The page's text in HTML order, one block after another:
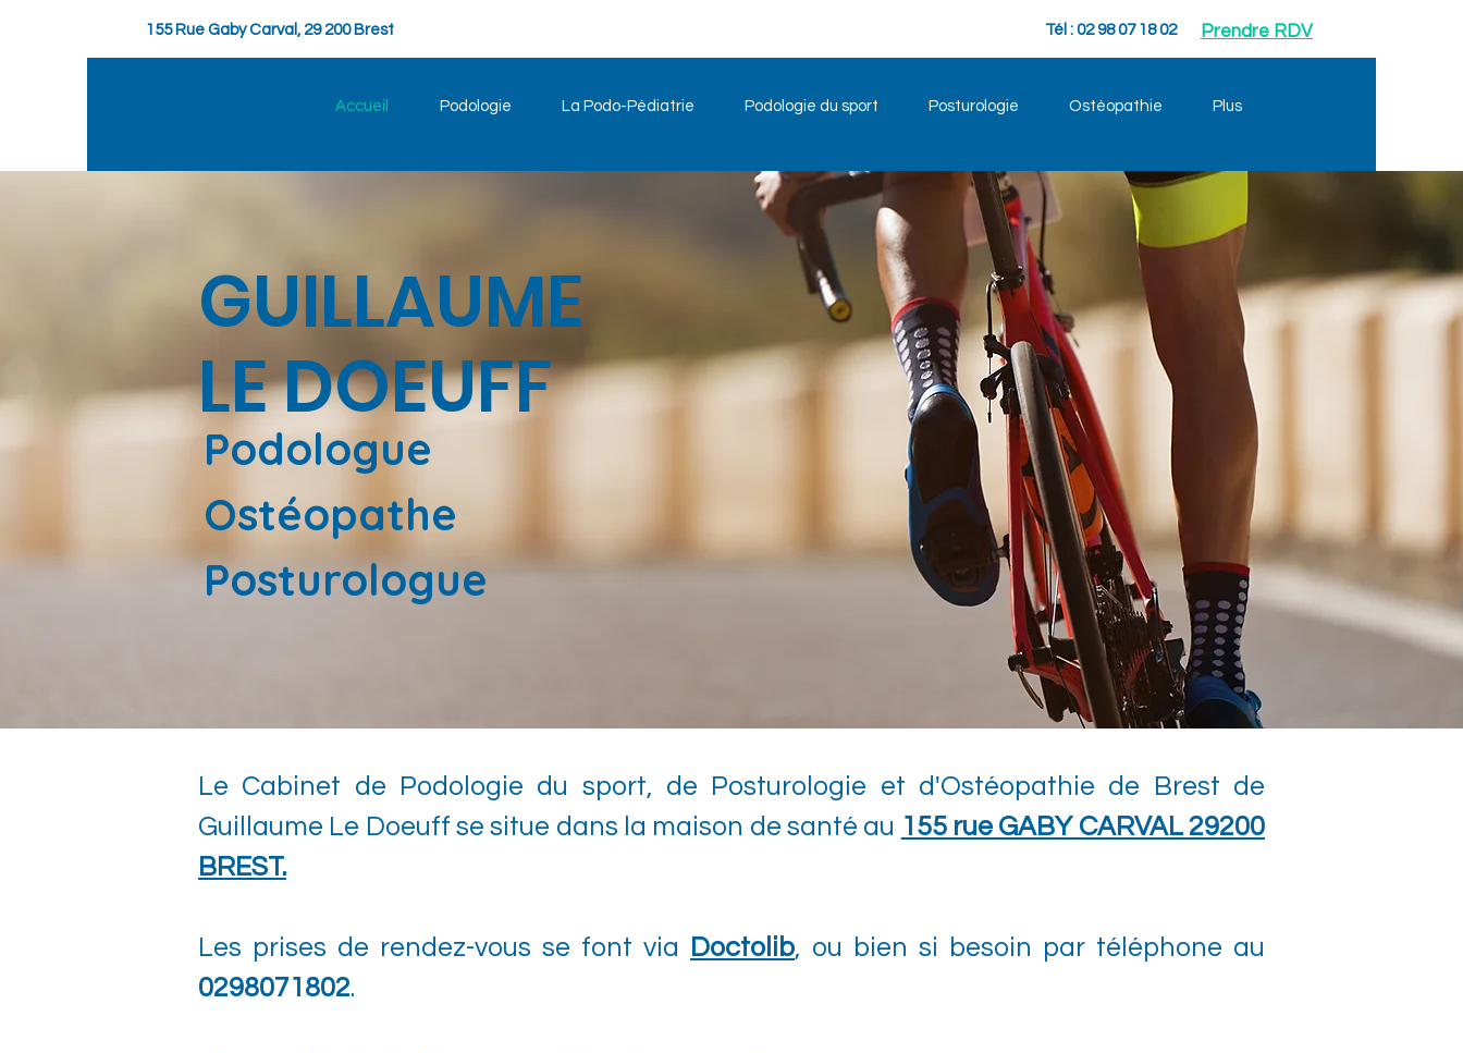
155 Rue Gaby Carval, 29 200 Brest Prendre RDV
Tél : 02 98 07 18 02
Accueil Podologie La Podo-Pédiatrie Podologie du sport Posturologie Ostéopathie Plus
Podologue
Ostéopathe
Posturologue
GUILLAUME
LE DOEUFF
Le Cabinet de Podologie du sport, de Posturologie et d'Ostéopathie de Brest de
Guillaume Le Doeuff se situe dans la maison de santé au 155 rue GABY CARVAL 29200
BREST.
Les prises de rendez-vous se font via Doctolib, ou bien si besoin par téléphone au
0298071802.